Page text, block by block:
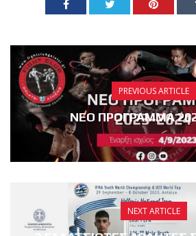
PREVIOUS ARTICLE
ΝΕΟ ΠΡΟΓΡΑΜΜΑ
NEXT ARTICLE